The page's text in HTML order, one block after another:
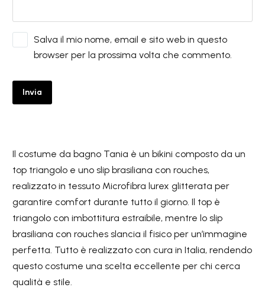
Salva il mio nome, email e sito web in questo
browser per la prossima volta che commento.
Invia
Il costume da bagno Tania è un bikini composto da un
top triangolo e uno slip brasiliana con rouches,
realizzato in tessuto Microfibra lurex glitterata per
garantire comfort durante tutto il giorno. Il top è
triangolo con imbottitura estraibile, mentre lo slip
brasiliana con rouches slancia il fisico per un’immagine
perfetta. Tutto è realizzato con cura in Italia, rendendo
questo costume una scelta eccellente per chi cerca
qualità e stile.